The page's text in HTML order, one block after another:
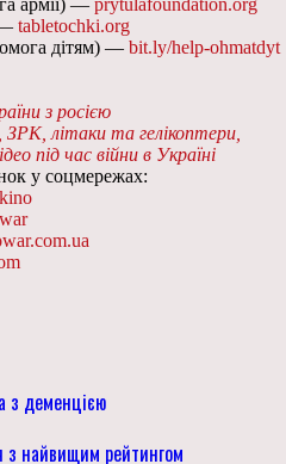
армії) — prytulafoundation.org
— tabletochki.org
дітям) — bit.ly/help-ohmatdyt
з росією
літаки та гелікоптери,
під час війни в Україні
у соцмережах:
з деменцією
з найвищим рейтингом